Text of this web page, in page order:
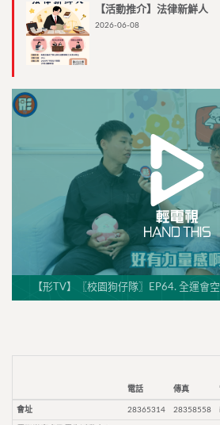
【活動推介】法律新鮮人
2026-06-08
【形TV】〖校園狗仔隊〗EP64. 全運會
電話 傳真
會址 28365314 28358558